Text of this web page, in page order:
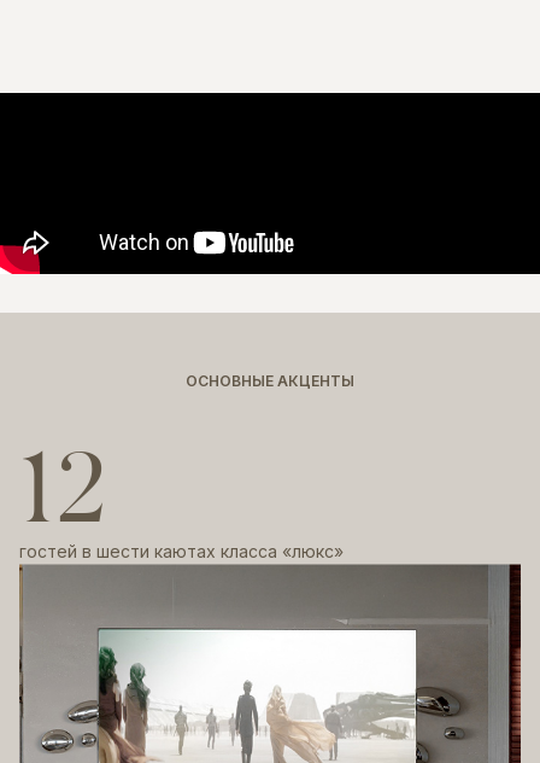
ОСНОВНЫЕ АКЦЕНТЫ
12
гостей в шести каютах класса «люкс»